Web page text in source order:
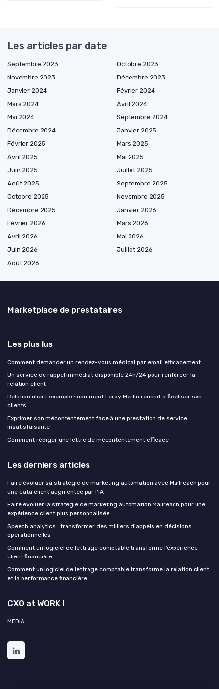
Les articles par date
Septembre 2023
Octobre 2023
Novembre 2023
Décembre 2023
Janvier 2024
Février 2024
Mars 2024
Avril 2024
Mai 2024
Septembre 2024
Décembre 2024
Janvier 2025
Février 2025
Mars 2025
Avril 2025
Mai 2025
Juin 2025
Juillet 2025
Août 2025
Septembre 2025
Octobre 2025
Novembre 2025
Décembre 2025
Janvier 2026
Février 2026
Mars 2026
Avril 2026
Mai 2026
Juin 2026
Juillet 2026
Août 2026
Marketplace de prestataires
Les plus lus
Comment demander un rendez-vous médical par email efficacement
Un service de rappel immédiat disponible 24h/24 pour renforcer la
relation client
Relation client exemple : comment Leroy Merlin réussit à fidéliser ses
clients
Exprimer son mécontentement face à une prestation de service
insatisfaisante
Comment rédiger une lettre de mécontentement efficace
Les derniers articles
Faire évoluer sa stratégie de marketing automation avec Mailreach pour
une data client augmentée par l’IA
Faire évoluer la stratégie de marketing automation Mailreach pour une
expérience client plus personnalisée
Speech analytics : transformer des milliers d'appels en décisions
opérationnelles
Comment un logiciel de lettrage comptable transforme l’expérience
client financière
Comment un logiciel de lettrage comptable transforme la relation client
et la performance financière
CXO at WORK !
MEDIA